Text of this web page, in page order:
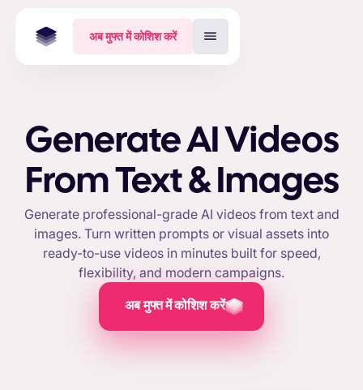
अब मुफ्त में कोशिश करें
Generate AI Videos
From Text & Images
Generate professional-grade AI videos from text and
images. Turn written prompts or visual assets into
ready-to-use videos in minutes built for speed,
flexibility, and modern campaigns.
अब मुफ्त में कोशिश करें